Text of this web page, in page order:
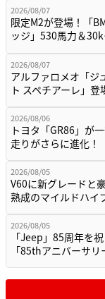
2026/08/07
限定M2が登場！「
ッジ」530馬力＆
2026/08/07
アルファロメオ「ジ
ト スペチアーレ」
2026/08/06
トヨタ「GR86」が
走りがさらに進化
2026/08/05
V60に新グレードと
熟成のマイルドハ
2026/08/05
「Jeep」85周年を
「85thアニバーサ